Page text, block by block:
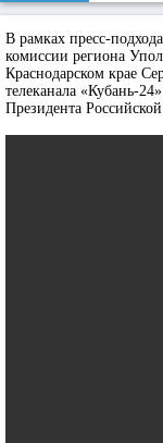
В рамках пресс-
комиссии региона
Краснодарском крае
телеканала «Кубань-
Президента